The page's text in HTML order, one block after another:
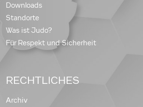
Downloads
Standorte
Was ist Judo?
Für Respekt und Sicherheit
RECHTLICHES
Archiv